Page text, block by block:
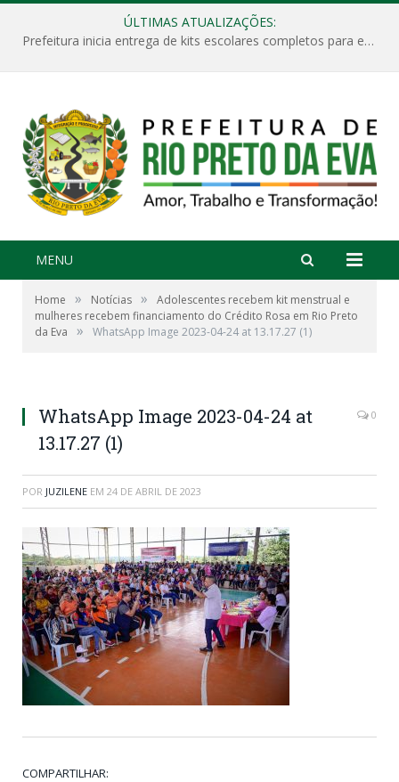
ÚLTIMAS ATUALIZAÇÕES:
Prefeitura inicia entrega de kits escolares completos para estudantes da rede municipal de ensino
MENU
Home » Notícias »
Adolescentes recebem kit menstrual e
mulheres recebem financiamento do Crédito Rosa em Rio Preto
da Eva
» WhatsApp Image 2023-04-24 at 13.17.27 (1)
WhatsApp Image 2023-04-24 at
13.17.27 (1)
0
POR JUZILENE EM 24 DE ABRIL DE 2023
COMPARTILHAR: